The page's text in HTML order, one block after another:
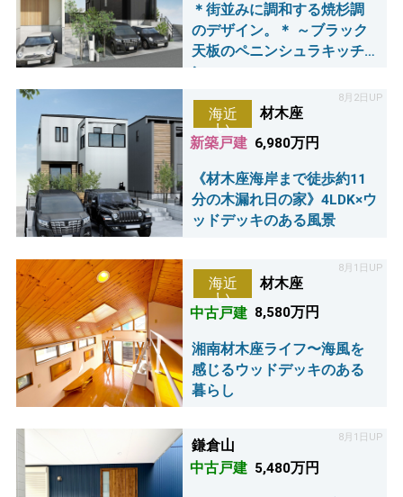
＊街並みに調和する焼杉調
のデザイン。＊ ～ブラック
天板のペニンシュラキッチ
ン。～
8月2日UP
海近
い
材木座
新築戸建 6,980万円
《材木座海岸まで徒歩約11
分の木漏れ日の家》4LDK×ウ
ッドデッキのある風景
8月1日UP
海近
い
材木座
中古戸建 8,580万円
湘南材木座ライフ〜海風を
感じるウッドデッキのある
暮らし
8月1日UP
鎌倉山
中古戸建 5,480万円